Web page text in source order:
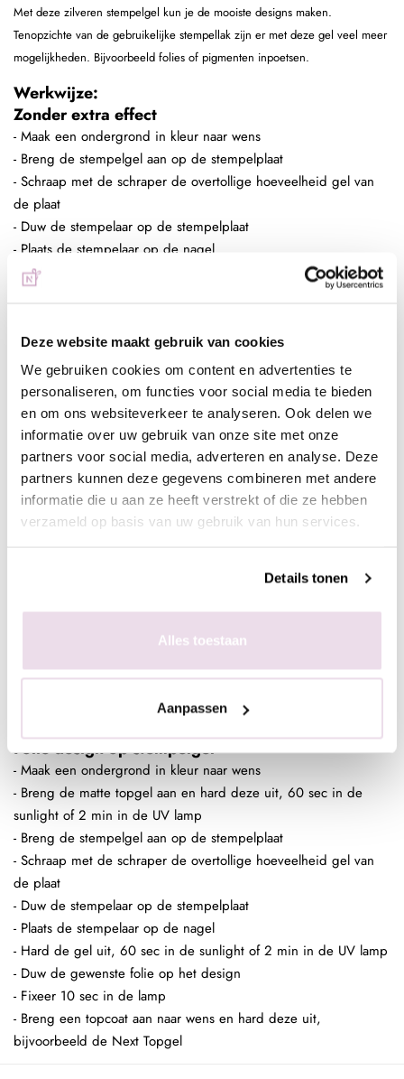
Deze website maakt gebruik van cookies
We gebruiken cookies om content en advertenties te
personaliseren, om functies voor social media te bieden
en om ons websiteverkeer te analyseren. Ook delen we
informatie over uw gebruik van onze site met onze
partners voor social media, adverteren en analyse. Deze
partners kunnen deze gegevens combineren met andere
informatie die u aan ze heeft verstrekt of die ze hebben
verzameld op basis van uw gebruik van hun services.
Details tonen
Alles toestaan
Aanpassen
Met deze zilveren stempelgel kun je de mooiste designs maken.
Tenopzichte van de gebruikelijke stempellak zijn er met deze gel veel meer
mogelijkheden. Bijvoorbeeld folies of pigmenten inpoetsen.
Werkwijze:
Zonder extra effect
- Maak een ondergrond in kleur naar wens
- Breng de stempelgel aan op de stempelplaat
- Schraap met de schraper de overtollige hoeveelheid gel van
de plaat
- Duw de stempelaar op de stempelplaat
- Plaats de stempelaar op de nagel
- Hard de gel uit, 60 sec in de sunlight of 2 min in de UV lamp
Ingepoetst met pigmenten
- Maak een ondergrond in kleur naar wens
- Breng de matte topgel aan en hard deze uit, 60 sec in de
sunlight of 2 min in de UV lamp
- Breng de stempelgel aan op de stempelplaat
- Schraap met de schraper de overtollige hoeveelheid gel van
de plaat
- Duw de stempelaar op de stempelplaat
- Hard de gel uit, 60 sec in de sunlight of 2 min in de UV lamp
- Fixeer 10 sec in de lamp
- Breng een topcoat aan naar wens en hard deze uit,
Folie design op stempelgel
- Maak een ondergrond in kleur naar wens
- Breng de matte topgel aan en hard deze uit, 60 sec in de
sunlight of 2 min in de UV lamp
- Breng de stempelgel aan op de stempelplaat
- Schraap met de schraper de overtollige hoeveelheid gel van
de plaat
- Duw de stempelaar op de stempelplaat
- Plaats de stempelaar op de nagel
- Hard de gel uit, 60 sec in de sunlight of 2 min in de UV lamp
- Duw de gewenste folie op het design
- Fixeer 10 sec in de lamp
- Breng een topcoat aan naar wens en hard deze uit,
bijvoorbeeld de Next Topgel